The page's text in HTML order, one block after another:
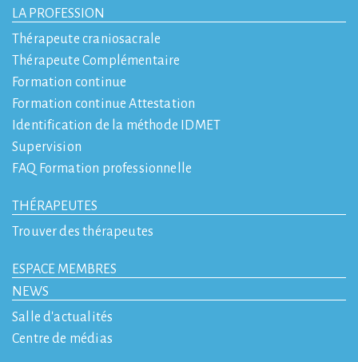
LA PROFESSION
Thérapeute craniosacrale
Thérapeute Complémentaire
Formation continue
Formation continue Attestation
Identification de la méthode IDMET
Supervision
FAQ Formation professionnelle
THÉRAPEUTES
Trouver des thérapeutes
ESPACE MEMBRES
NEWS
Salle d'actualités
Centre de médias